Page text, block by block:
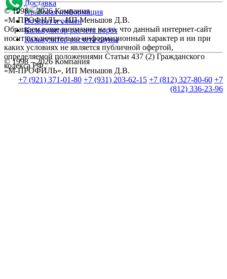
Доставка
Правовая информация
Возврат и обмен
Калькулятор расчета ворот
Калькулятор расчета сауны
© 1998 – 2026 Компания
«М-ПРОФИЛЬ», ИП Меньшов Д.В.
+7 (921) 371-01-80 +7 (931) 203-62-15 +7 (812) 327-80-60 +7
(812) 336-23-96
© 1998 – 2026 Компания
«М-ПРОФИЛЬ», ИП Меньшов Д.В.
Обращаем ваше внимание на то, что данный интернет-сайт
носит исключительно информационный характер и ни при
каких условиях не является публичной офертой,
определяемой положениями Статьи 437 (2) Гражданского
кодекса РФ.